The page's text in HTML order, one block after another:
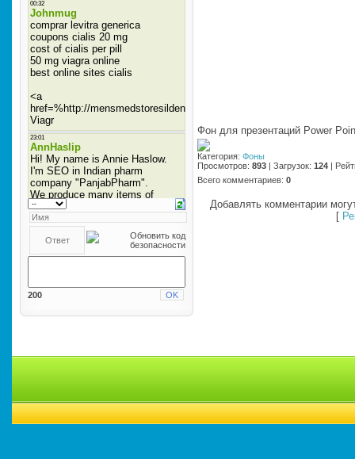
200
Фон для презентаций Power
Категория: Фоны
Просмотров: 893 | Загрузок: 124 |
Всего комментариев: 0
Добавлять комментарии
[